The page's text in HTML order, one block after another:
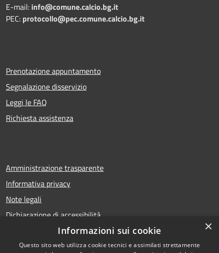
E-mail: info@comune.calcio.bg.it
PEC: protocollo@pec.comune.calcio.bg.it
Prenotazione appuntamento
Segnalazione disservizio
Leggi le FAQ
Richiesta assistenza
Amministrazione trasparente
Informativa privacy
Note legali
Dichiarazione di accessibilità
×
Informazioni sui cookie
Questo sito web utilizza cookie tecnici e assimilati strettamente